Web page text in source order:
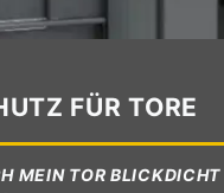
FÜR TORE
MEIN TOR